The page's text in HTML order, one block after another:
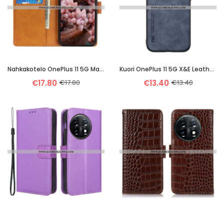
Nahkakotelo OnePlus 11 5G Matta Retro-Nahkaefekti
€17.80 €17.80
Kuori OnePlus 11 5G X&e Leather Effect -nahka
€13.40 €13.40